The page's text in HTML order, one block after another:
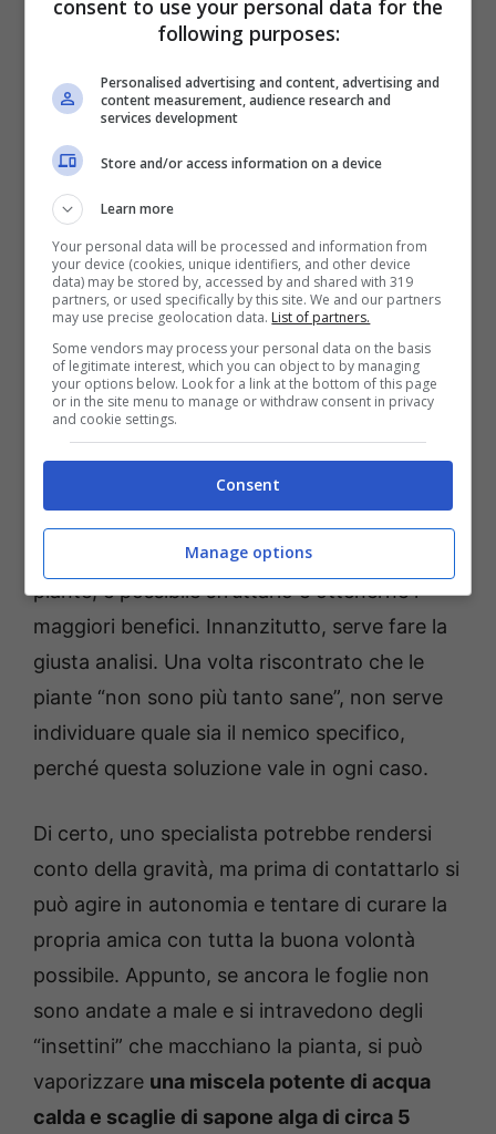
farsi furbi e sfruttareun metodo efficace ed
Questa è la miglior soluzione per i parassiti, le piante
gioiscono!- Jubilaeumlareatanum.it
Non solo si tratta di unmetodo efficace ed
Pure se non si è molto abili con le
piante, è possibile sfruttarlo e ottenerne i
maggiori benefici. Innanzitutto, serve fare la
giusta analisi. Una volta riscontrato che le
piante “non sono più tanto sane”, non serve
individuare quale sia il nemico specifico,
perché questa soluzione vale in ogni caso.
Di certo, uno specialista potrebbe rendersi
conto della gravità, ma prima di contattarlo si
può agire in autonomia e tentare di curare la
propria amica con tutta la buona volontà
possibile. Appunto, se ancora le foglie non
sono andate a male e si intravedono degli
“insettini” che macchiano la pianta, si può
vaporizzare una miscela potente di acqua
calda e scaglie di sapone alga di circa 5
consent to use your personal data for the
following purposes:
Personalised advertising and content, advertising and
content measurement, audience research and
services development
Store and/or access information on a device
Learn more
Your personal data will be processed and information from
your device (cookies, unique identifiers, and other device
data) may be stored by, accessed by and shared with 319
partners, or used specifically by this site. We and our partners
may use precise geolocation data. List of partners.
Some vendors may process your personal data on the basis
of legitimate interest, which you can object to by managing
your options below. Look for a link at the bottom of this page
or in the site menu to manage or withdraw consent in privacy
and cookie settings.
Consent
Manage options